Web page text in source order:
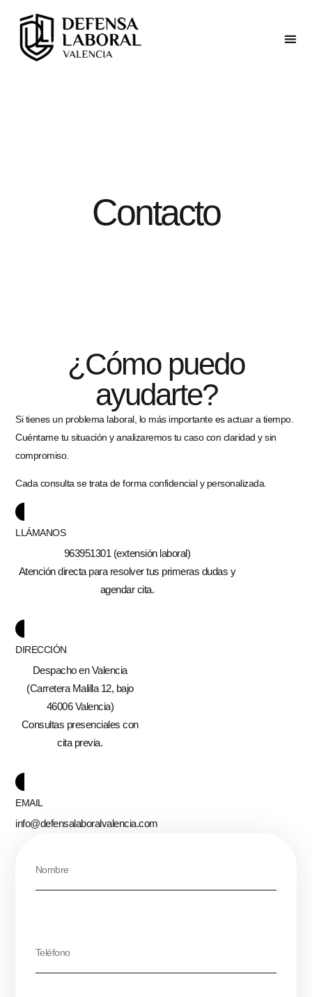
Contacto
¿Cómo puedo
ayudarte?
Si tienes un problema laboral, lo más importante es actuar a tiempo.
Cuéntame tu situación y analizaremos tu caso con claridad y sin
compromiso.
Cada consulta se trata de forma confidencial y personalizada.
LLÁMANOS
963951301 (extensión laboral)
Atención directa para resolver tus primeras dudas y
agendar cita.
DIRECCIÓN
Despacho en Valencia
(Carretera Malilla 12, bajo
46006 Valencia)
Consultas presenciales con
cita previa.
EMAIL
info@defensalaboralvalencia.com